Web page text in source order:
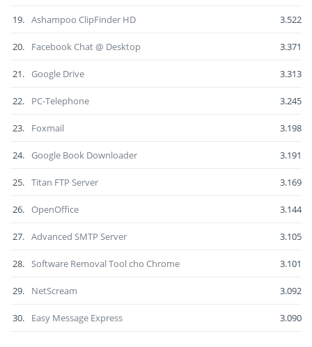
19. Ashampoo ClipFinder HD 3.522
20. Facebook Chat @ Desktop 3.371
21. Google Drive 3.313
22. PC-Telephone 3.245
23. Foxmail 3.198
24. Google Book Downloader 3.191
25. Titan FTP Server 3.169
26. OpenOffice 3.144
27. Advanced SMTP Server 3.105
28. Software Removal Tool cho Chrome 3.101
29. NetScream 3.092
30. Easy Message Express 3.090